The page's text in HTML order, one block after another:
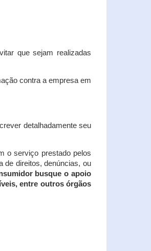
que sejam realizadas
contra a empresa em
detalhadamente seu
o serviço prestado pelos
de direitos, denúncias, ou
busque o apoio
entre outros órgãos